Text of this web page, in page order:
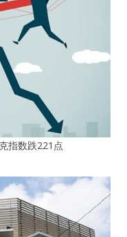
指数跌221点